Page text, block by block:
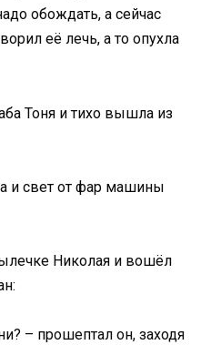
обождать, а сейчас
её лечь, а то опухла
Тоня и тихо вышла из
и свет от фар машины
Николая и вошёл
– прошептал он, заходя